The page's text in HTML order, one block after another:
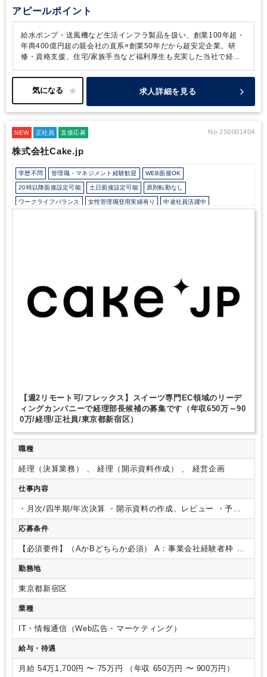
アピールポイント
給水ポンプ・送風機など生活インフラ製品を扱い、創業100年超・
年商400億円超の親会社の直系×創業50年だから超安定企業。研
修・資格支援、住宅/家族手当など福利厚生も充実した当社で経理
求人詳細を見る
NEW 正社員 直接応募 No.JS0001404
株式会社Cake.jp
学歴不問 管理職・マネジメント経験歓迎 WEB面接OK
20時以降面接設定可能 土日面接設定可能 原則転勤なし
ワークライフバランス 女性管理職登用実績有り 中途社員活躍中
【週2リモート可/フレックス】スイーツ専門EC領域のリーデ
ィングカンパニーで経理部長候補の募集です（年収650万～90
0万/経理/正社員/東京都新宿区）
職種
経理（決算業務） 、 経理（開示資料作成） 、 経営企画
仕事内容
・月次/四半期/年次決算 ・開示資料の作成、レビュー
・予
算、中長期計画の立案・作成・管理・予実分析、レポート・
その他財務数値、KPIの分析・整理
ームのマネジメント
応募条件
【必須要件】（AかBどちらか必須） A：事業会社経験者枠 ・
経理部門における決算取りまとめの実務経験・監査法人との
折衝／監査対応の経験
書／Ⅰの部 等）作成経験
の会計監査のご経験（3年以上）
経験は不問）
の経理実務経験・J-SOX体制の構築・運用経験・ベンチャー
／スタートアップでの就業経験・公認会計士、税理士（科目
合格含む）、日商簿記1級等の資格保有・複数名のメンバーを
率いたチームマネジメント経験
勤務地
東京都新宿区
業種
IT・情報通信（Web広告・マーケティング）
給与・待遇
月給 54万1,700円 〜 75万円 （年収 650万円 〜 900万円）